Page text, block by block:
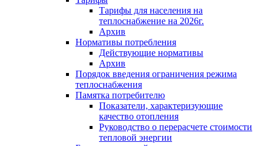
Тарифы для населения на
теплоснабжение на 2026г.
Архив
Нормативы потребления
Действующие нормативы
Архив
Порядок введения ограничения режима
теплоснабжения
Памятка потребителю
Показатели, характеризующие
качество отопления
Руководство о перерасчете стоимости
тепловой энергии